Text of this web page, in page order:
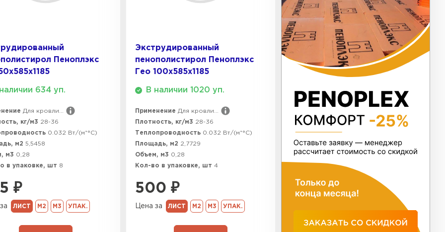
Пеноплэкс
634 уп.
Для кровли...
кг/м3 28-36
0.032 Вт/(м*°C)
м2 5,5458
м3 0,28
в упаковке, шт 8
₽
ЛИСТ М2 М3 УПАК.
Экструдированный
пенополистирол Пеноплэкс
Гео 100х585х1185
В наличии 1020 уп.
Применение Для кровли...
Плотность, кг/м3 28-36
Теплопроводность 0.032 Вт/(м*°C)
Площадь, м2 2,7729
Объем, м3 0,28
Кол-во в упаковке, шт 4
500 ₽
Цена за ЛИСТ М2 М3 УПАК.
Утеплитель Xotpipe
ПЕРЕЙТИ
Утеплитель Тимплэкс
Утеплитель Basfiber